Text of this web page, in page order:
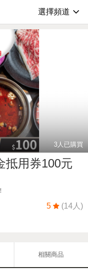
選擇頻道
3人已購買
抵用券100元
5 (14人)
相關商品